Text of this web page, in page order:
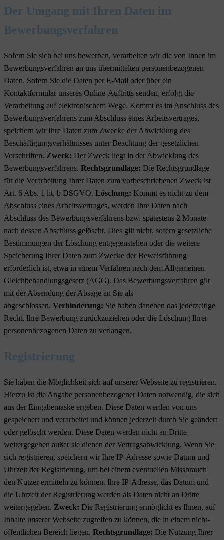
Der Umgang mit Ihren Daten im
Bewerbungsverfahren
Sofern Sie sich bei uns bewerben, verarbeiten wir die von Ihnen im
Bewerbungsverfahren an uns übermittelten personenbezogenen
Daten. Sofern Sie die Daten per E-Mail oder über ein
Kontaktformular unseres Online-Auftritts senden, erfolgt die
Verarbeitung auf elektronischem Wege. Kommt es im Anschluss des
Bewerbungsverfahrens zum Abschluss eines Arbeitsvertrages,
speichern wir Ihre Daten zum Zwecke der Abwicklung des
Beschäftigungsverhältnisses unter Beachtung der gesetzlichen
Vorschriften. Zweck: Der Zweck liegt in der Abwicklung des
Bewerbungsverfahrens. Rechtsgrundlage: Die Rechtsgrundlage
für die Verarbeitung Ihrer Daten zum vorbeschriebenen Zweck ist
Art. 6 Abs. 1 lit. b DSGVO. Löschung: Kommt es nicht zu dem
Abschluss eines Arbeitsvertrages, werden Ihre Daten nach
Abschluss des Bewerbungsverfahrens bzw. spätestens 2 Monate
nach dessen Abschluss gelöscht. Dies gilt nicht, sofern gesetzliche
Bestimmungen der Löschung entgegenstehen oder die weitere
Speicherung Ihrer Daten zum Zwecke der Beweisführung
erforderlich ist, etwa in einem Verfahren nach dem Allgemeinen
Gleichbehandlungsgesetz (AGG). Das Bewerbungsverfahren gilt
mit der Absendung der Absage an Sie als
abgeschlossen. Verhinderung: Sie haben daneben das jederzeitige
Recht, Ihre Bewerbung zurückzuziehen oder die Löschung Ihrer
personenbezogenen Daten zu verlangen.
Registrierung
Sie haben die Möglichkeit sich auf unserer Webseite zu registrieren.
Hierzu ist die Angabe personenbezogener Daten notwendig, die sich
aus der Eingabemaske ergeben. Diese Daten werden von uns
gespeichert und verarbeitet und können jederzeit durch Sie geändert
oder gelöscht werden. Diese Daten werden nicht an Dritte
weitergegeben außer sie dienen der Vertragsabwicklung. Wenn Sie
sich registrieren, speichern wir Ihre IP-Adresse sowie Datum und
Uhrzeit der Registrierung, um bei einem eventuellen Missbrauch
den Nutzer ermitteln zu können. Ihre IP-Adresse, das Datum und
die Uhrzeit der Registrierung werden als Daten nicht an Dritte
weitergegeben. Zweck: Die Registrierung ermöglicht es Ihnen, auf
Inhalte unserer Webseite zugreifen zu können, die in einem nicht-
öffentlichen Bereich liegen. Rechtsgrundlage: Die Nutzung Ihrer